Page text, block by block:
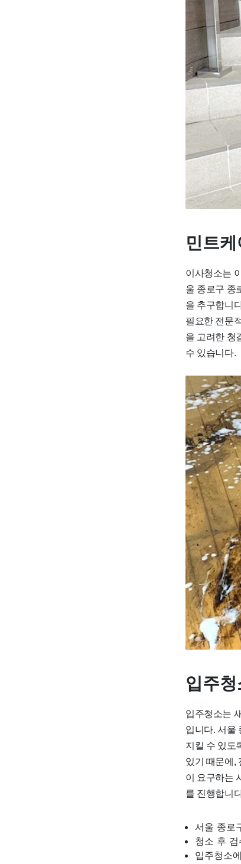
민트
이사청소는
울 종로구 종
을 추구합니
필요한 전문
을 고려한 청
수 있습니다.
입주
입주청소는
입니다. 서울
지킬 수 있도
있기 때문에,
이 요구하는
를 진행합니
서울 종로
청소 후
입주청소